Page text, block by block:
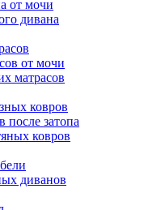
от мочи
дивана
от мочи
матрасов
ковров
после затопа
ковров
диванов